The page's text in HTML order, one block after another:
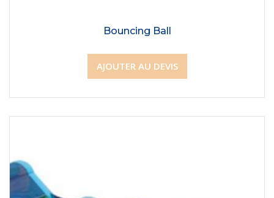
Bouncing Ball
AJOUTER AU DEVIS